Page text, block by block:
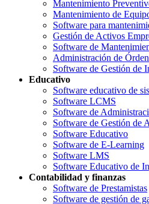
Mantenimiento
Mantenimiento de
Software para
Gestión de Activos
Software de
Administración de
Software de Gestión de
Educativo
Software educativo de
Software LCMS
Software de
Software de Gestión de
Software Educativo
Software de E-Learning
Software LMS
Software Educativo de
Contabilidad y finanzas
Software de Prestamistas
Software de gestión de